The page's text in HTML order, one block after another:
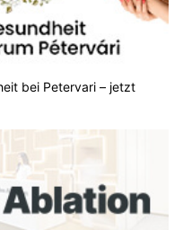
bei Petervari – jetzt